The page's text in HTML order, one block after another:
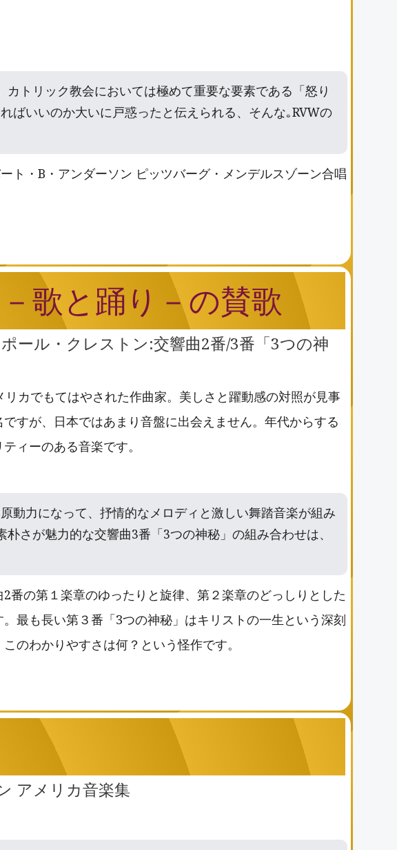
トリック教会においては極めて重要な要素である「怒り
ばいいのか大いに戸惑ったと伝えられる、そんな｡RVWの
ト・B・アンダーソン ピッツバーグ・メンデルスゾーン合唱
歌と踊り－の賛歌
ール・クレストン:交響曲2番/3番「3つの神
カでもてはやされた作曲家。美しさと躍動感の対照が見事
すが、日本ではあまり音盤に出会えません。年代からする
ィーのある音楽です。
動力になって、抒情的なメロディと激しい舞踏音楽が組み
さが魅力的な交響曲3番「3つの神秘」の組み合わせは、
の第１楽章のゆったりと旋律、第２楽章のどっしりとした
最も長い第３番「3つの神秘」はキリストの一生という深刻
のわかりやすさは何？という怪作です。
アメリカ音楽集